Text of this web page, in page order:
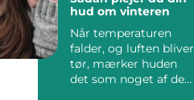
hud om vinteren
Når temperaturen
falder, og luften bliver
tør, mærker huden
det som noget af det